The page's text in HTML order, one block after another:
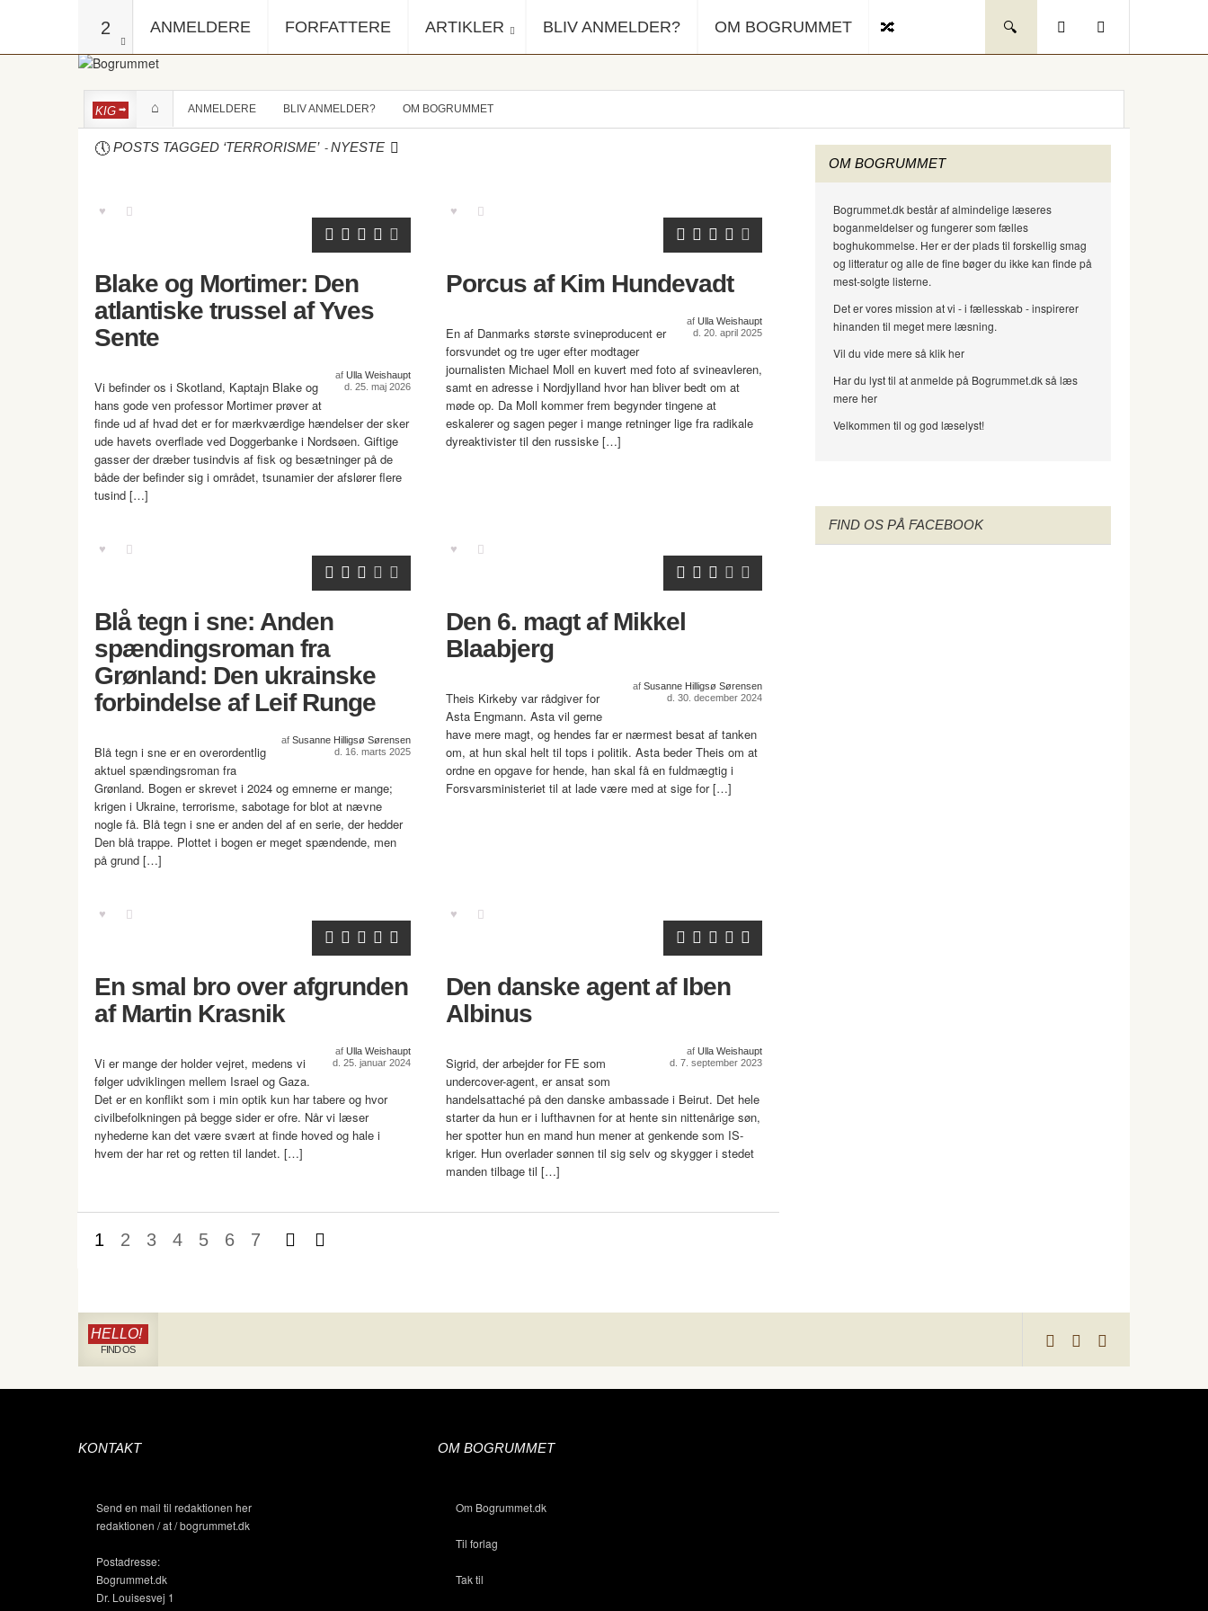
2 ANMELDERE FORFATTERE ARTIKLER BLIV ANMELDER? OM BOGRUMMET
KIG ANMELDERE BLIV ANMELDER? OM BOGRUMMET
POSTS TAGGED ‘TERRORISME’ -NYESTE
Blake og Mortimer: Den
atlantiske trussel af Yves
Sente
af Ulla Weishaupt
d. 25. maj 2026
Vi befinder os i Skotland, Kaptajn Blake og
hans gode ven professor Mortimer prøver at
finde ud af hvad det er for mærkværdige hændelser der sker
ude havets overflade ved Doggerbanke i Nordsøen. Giftige
gasser der dræber tusindvis af fisk og besætninger på de
både der befinder sig i området, tsunamier der afslører flere
tusind […]
Porcus af Kim Hundevadt
af Ulla Weishaupt
d. 20. april 2025
En af Danmarks største svineproducent er
forsvundet og tre uger efter modtager
journalisten Michael Moll en kuvert med foto af svineavleren,
samt en adresse i Nordjylland hvor han bliver bedt om at
møde op. Da Moll kommer frem begynder tingene at
eskalerer og sagen peger i mange retninger lige fra radikale
dyreaktivister til den russiske […]
Blå tegn i sne: Anden
spændingsroman fra
Grønland: Den ukrainske
forbindelse af Leif Runge
af Susanne Hilligsø Sørensen
d. 16. marts 2025
Blå tegn i sne er en overordentlig
aktuel spændingsroman fra
Grønland. Bogen er skrevet i 2024 og emnerne er mange;
krigen i Ukraine, terrorisme, sabotage for blot at nævne
nogle få. Blå tegn i sne er anden del af en serie, der hedder
Den blå trappe. Plottet i bogen er meget spændende, men
på grund […]
Den 6. magt af Mikkel
Blaabjerg
af Susanne Hilligsø Sørensen
d. 30. december 2024
Theis Kirkeby var rådgiver for
Asta Engmann. Asta vil gerne
have mere magt, og hendes far er nærmest besat af tanken
om, at hun skal helt til tops i politik. Asta beder Theis om at
ordne en opgave for hende, han skal få en fuldmægtig i
Forsvarsministeriet til at lade være med at sige for […]
En smal bro over afgrunden
af Martin Krasnik
af Ulla Weishaupt
d. 25. januar 2024
Vi er mange der holder vejret, medens vi
følger udviklingen mellem Israel og Gaza.
Det er en konflikt som i min optik kun har tabere og hvor
civilbefolkningen på begge sider er ofre. Når vi læser
nyhederne kan det være svært at finde hoved og hale i
hvem der har ret og retten til landet. […]
Den danske agent af Iben
Albinus
af Ulla Weishaupt
d. 7. september 2023
Sigrid, der arbejder for FE som
undercover-agent, er ansat som
handelsattaché på den danske ambassade i Beirut. Det hele
starter da hun er i lufthavnen for at hente sin nittenårige søn,
her spotter hun en mand hun mener at genkende som IS-
kriger. Hun overlader sønnen til sig selv og skygger i stedet
manden tilbage til […]
1 2 3 4 5 6 7
OM BOGRUMMET
Bogrummet.dk består af almindelige læseres
boganmeldelser og fungerer som fælles
boghukommelse. Her er der plads til forskellig smag
og litteratur og alle de fine bøger du ikke kan finde på
mest-solgte listerne.
Det er vores mission at vi - i fællesskab - inspirerer
hinanden til meget mere læsning.
Vil du vide mere så klik her
Har du lyst til at anmelde på Bogrummet.dk så læs
mere her
Velkommen til og god læselyst!
FIND OS PÅ FACEBOOK
HELLO!
FIND OS
KONTAKT
Send en mail til redaktionen her
redaktionen / at / bogrummet.dk
Postadresse:
Bogrummet.dk
Dr. Louisesvej 1
OM BOGRUMMET
Om Bogrummet.dk
Til forlag
Tak til